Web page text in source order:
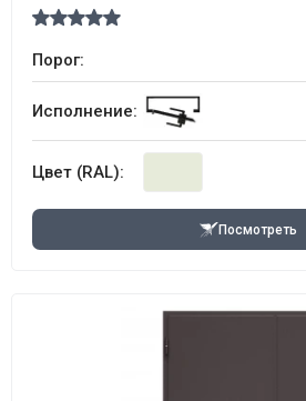
Порог:
Исполнение:
Цвет (RAL):
Посмотреть